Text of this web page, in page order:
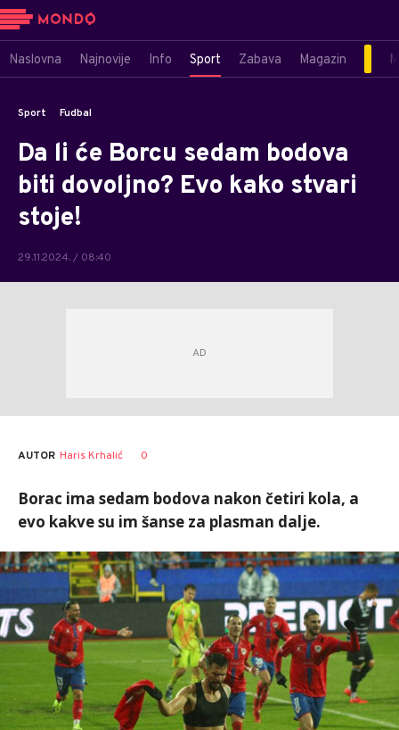
Naslovna Najnovije Info Sport Zabava Magazin
Sport Fudbal
Da li će Borcu sedam bodova
biti dovoljno? Evo kako stvari
stoje!
29.11.2024. / 08:40
AUTOR Haris Krhalić 0
Borac ima sedam bodova nakon četiri kola, a
evo kakve su im šanse za plasman dalje.